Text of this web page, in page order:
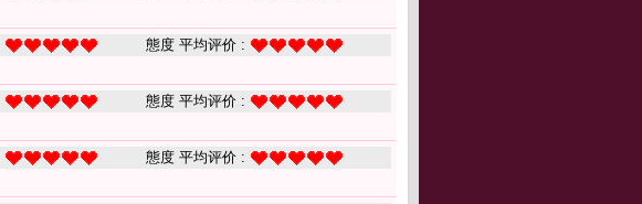
態度 平均评价 :
態度 平均评价 :
態度 平均评价 :